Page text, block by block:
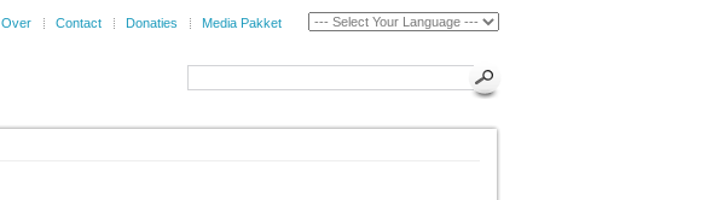
Over Contact Donaties Media Pakket